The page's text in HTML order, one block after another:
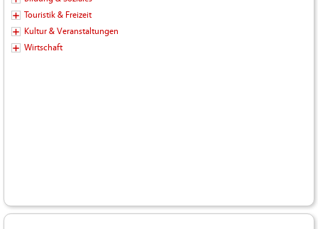
Touristik & Freizeit
Kultur & Veranstaltungen
Wirtschaft